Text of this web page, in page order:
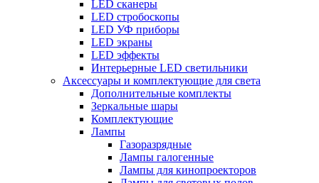
LED сканеры
LED стробоскопы
LED УФ приборы
LED экраны
LED эффекты
Интерьерные LED светильники
Аксессуары и комплектующие для света
Дополнительные комплекты
Зеркальные шары
Комплектующие
Лампы
Газоразрядные
Лампы галогенные
Лампы для кинопроекторов